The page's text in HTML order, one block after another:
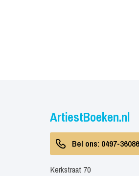
ArtiestBoeken.nl
Bel ons: 0497-
Kerkstraat 70